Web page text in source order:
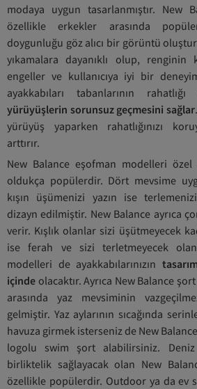
modaya uygun tasarlanmıştır. New
özellikle erkekler arasında
doygunluğu göz alıcı bir görüntü
yıkamalara dayanıklı olup, renginin
engeller ve kullanıcıya iyi bir
ayakkabıları tabanlarının
yürüyüşlerin sorunsuz geçmesini sağlar
yürüyüş yaparken rahatlığınızı
arttırır.
New Balance eşofman modelleri özel
oldukça popülerdir. Dört mevsime
kışın üşümenizi yazın ise
dizayn edilmiştir. New Balance ayrıca
verir. Kışlık olanlar sizi üşütmeyecek
ise ferah ve sizi terletmeyecek
modelleri de ayakkabılarınızın
içinde olacaktır. Ayrıca New Balance
arasında yaz mevsiminin
gelmiştir. Yaz aylarının sıcağında
havuza girmek isterseniz de New
logolu swim şort alabilirsiniz.
birliktelik sağlayacak olan New
özellikle popülerdir. Outdoor ya da ev